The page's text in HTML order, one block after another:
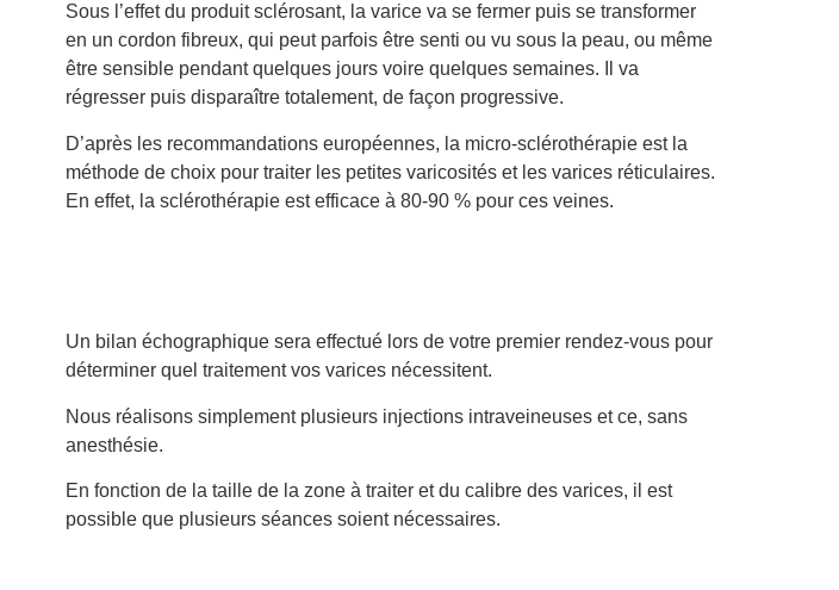
Sous l’effet du produit sclérosant, la varice va se fermer puis se transformer
en un cordon fibreux, qui peut parfois être senti ou vu sous la peau, ou même
être sensible pendant quelques jours voire quelques semaines. Il va
régresser puis disparaître totalement, de façon progressive.
D’après les recommandations européennes, la micro-sclérothérapie est la
méthode de choix pour traiter les petites varicosités et les varices réticulaires.
En effet, la sclérothérapie est efficace à 80-90 % pour ces veines.
Un bilan échographique sera effectué lors de votre premier rendez-vous pour
déterminer quel traitement vos varices nécessitent.
Nous réalisons simplement plusieurs injections intraveineuses et ce, sans
anesthésie.
En fonction de la taille de la zone à traiter et du calibre des varices, il est
possible que plusieurs séances soient nécessaires.